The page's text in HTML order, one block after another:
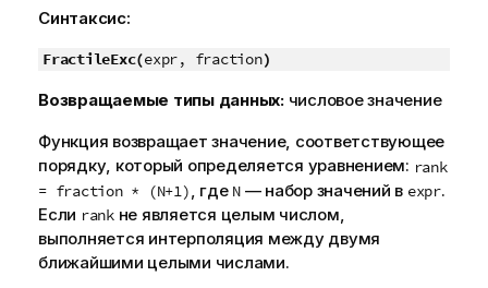
е
а
и
п
о
д
с
к
Синтаксис:
FractileExc(expr, fraction)
Возвращаемые типы данных: числовое значение
Функция возвращает значение, соответствующее
порядку, который определяется уравнением: rank
= fraction * (N+1)
, где N— набор значений в expr.
Если rankне является целым числом,
выполняется интерполяция между двумя
ближайшими целыми числами.